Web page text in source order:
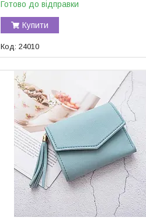
Готово до відправки
Купити
24010